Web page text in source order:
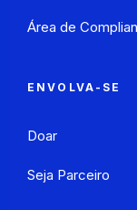
Área de
ENVOLVA-SE
Doar
Seja Parceiro